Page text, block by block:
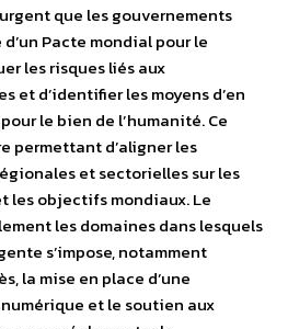
que les gouvernements
Pacte mondial pour le
les risques liés aux
et d’identifier les moyens d’en
le bien de l’humanité. Ce
permettant d’aligner les
et sectorielles sur les
les objectifs mondiaux. Le
les domaines dans lesquels
s’impose, notamment
la mise en place d’une
et le soutien aux